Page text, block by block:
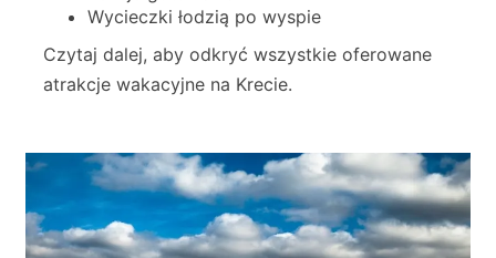
Wycieczki łodzią po wyspie
Czytaj dalej, aby odkryć wszystkie oferowane
atrakcje wakacyjne na Krecie.